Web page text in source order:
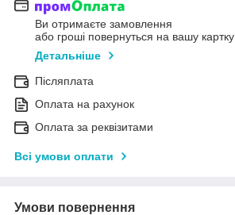
Ви отримаєте замовлення
або гроші повернуться на вашу картку
Детальніше
Післяплата
Оплата на рахунок
Оплата за реквізитами
Всі умови оплати
Умови повернення